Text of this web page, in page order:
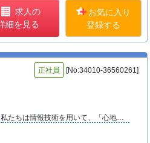
求人の
細を見る
お気に入り
登録する
正社員 [No:34010-36560261]
私たちは情報技術を用いて、「心地よい環境とより良い仕組みのご提供」を目指し、自然体で最も能力が発揮できる環境により、心地よい仕組みが導入できるよう、お手伝いをしています。